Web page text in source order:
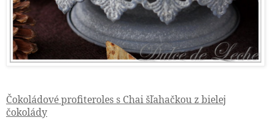
Čokoládové profiteroles s Chai šľahačkou z bielej
čokolády